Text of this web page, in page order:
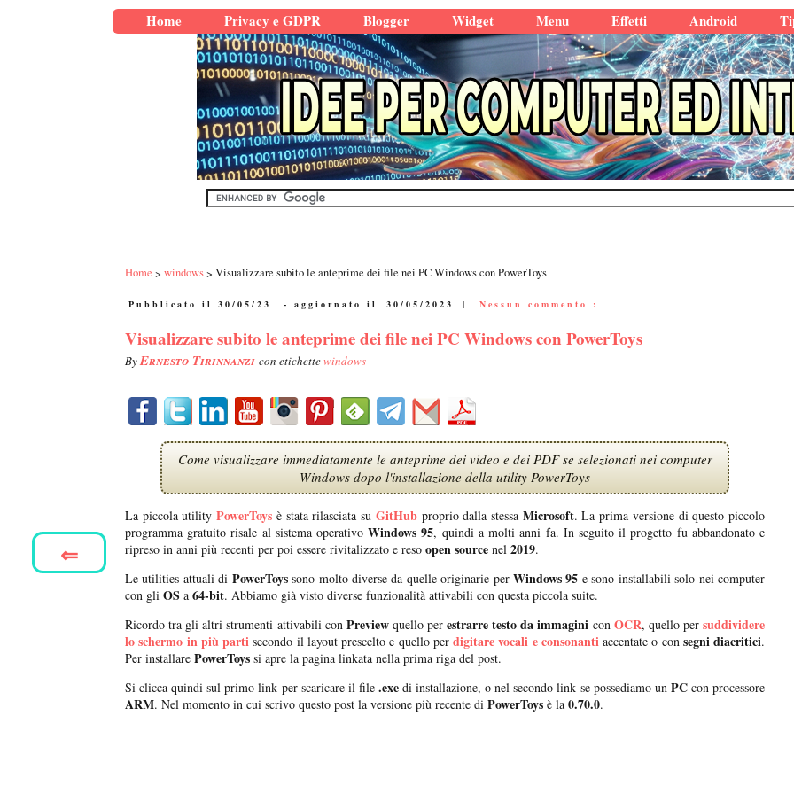
Home Privacy e GDPR Blogger Widget Menu Effetti Android
Home windows Visualizzare subito le anteprime dei file nei PC Windows con PowerToys
Pubblicato il 30/05/23 - aggiornato il 30/05/2023 | Nessun commento :
Visualizzare subito le anteprime dei file nei PC Windows con PowerToys
ByErnesto Tirinnanzi con etichettewindows
Come visualizzare immediatamente le anteprime dei video e dei PDF se selezionati nei computer
Windows dopo l'installazione della utility PowerToys
La piccola utility PowerToys è stata rilasciata su GitHubproprio dalla stessa Microsoft. La prima versione di questo piccolo
programma gratuito risale al sistema operativoWindows 95, quindi a molti anni fa. In seguito il progetto fu abbandonato e
ripreso in anni più recenti per poi essere rivitalizzato e reso open source nel 2019.
Le utilities attuali di PowerToyssono molto diverse da quelle originarie perWindows 95 e sono installabili solo nei computer
con gli OS a 64-bit. Abbiamo già visto diverse funzionalità attivabili con questa piccola suite.
Ricordo tra gli altri strumenti attivabili con Previewquello perestrarre testo da immagini con OCR, quello persuddividere
lo schermo in più parti secondo il layout prescelto e quello per digitare vocali e consonantiaccentate o con segni diacritici.
Per installare PowerToys si apre la pagina linkata nella prima riga del post.
Si clicca quindi sul primo link per scaricare il file.exedi installazione, o nel secondo link se possediamo un PCcon processore
ARM. Nel momento in cui scrivo questo post la versione più recente di PowerToys è la 0.70.0.
⇐